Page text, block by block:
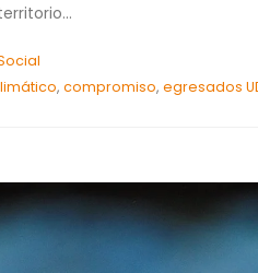
, compromiso, egresados